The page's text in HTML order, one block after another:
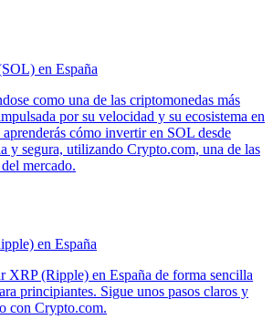
en España
como una de las criptomonedas más
por su velocidad y su ecosistema en
cómo invertir en SOL desde
y segura, utilizando Crypto.com, una de las
mercado.
en España
XRP (Ripple) en España de forma sencilla
principiantes. Sigue unos pasos claros y
con Crypto.com.